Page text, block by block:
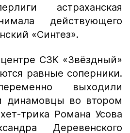
астраханская
действующего
«Синтез».
СЗК «Звёздный»
равные соперники.
выходили
динамовцы во втором
трика Романа Усова
Деревенского